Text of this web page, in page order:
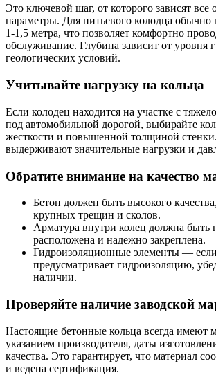
Это ключевой шаг, от которого зависят все
параметры. Для питьевого колодца
1-1,5 метра, что позволяет комфортно
обслуживание. Глубина зависит от уровня
геологических условий.
Учитывайте нагрузку на кольца
Если колодец находится на участке с
под автомобильной дорогой, выбирайте
жесткости и повышенной толщиной
выдерживают значительные нагрузки и
Обратите внимание на качество
Бетон должен быть высокого
крупных трещин и сколов.
Арматура внутри колец должна быть
расположена и надежно закреплена.
Гидроизоляционные элементы —
предусматривает гидроизоляцию,
наличии.
Проверяйте наличие заводской
Настоящие бетонные кольца всегда имеют
указанием производителя, даты
качества. Это гарантирует, что материал
и ведена сертификация.